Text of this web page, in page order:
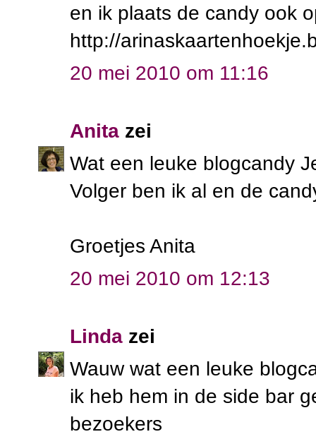
en ik plaats de candy ook
http://
20 mei 2010 om 11:16
Anita zei
Wat een leuke blogcandy
Volger ben ik al en de
Groetjes Anita
20 mei 2010 om 12:13
Linda zei
Wauw wat een leuke
ik heb hem in de side bar
bezoekers